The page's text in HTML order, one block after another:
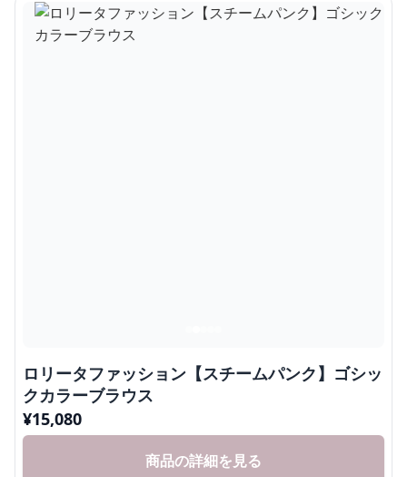
ロリータファッション【スチームパンク】ゴシッ
クカラーブラウス
¥15,080
商品の詳細を見る